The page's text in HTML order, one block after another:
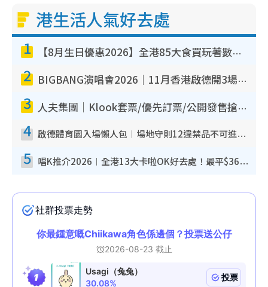
港生活人氣好去處
1 【8月生日優惠2026】全港85大食買玩著數攻略 自助餐/火鍋放題同行免費＋誠品/DONKI送現金券
2 BIGBANG演唱會2026｜11月香港啟德開3場！實名制VIP申請、優先購票攻略
3 人夫集團｜Klook套票/優先訂票/公開發售搶飛攻略！附票價.購票連結.場地座位表
4 啟德體育園入場懶人包︱場地守則12違禁品不可進場准帶細水樽但全場禁樽蓋！應援牌有限制！
5 唱K推介2026︱全港13大卡啦OK好去處！最平$36起 日文K都有！(附地址+收費詳情)